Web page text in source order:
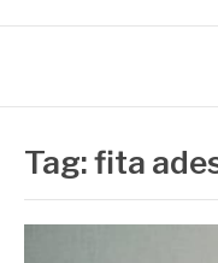
Tag:fita